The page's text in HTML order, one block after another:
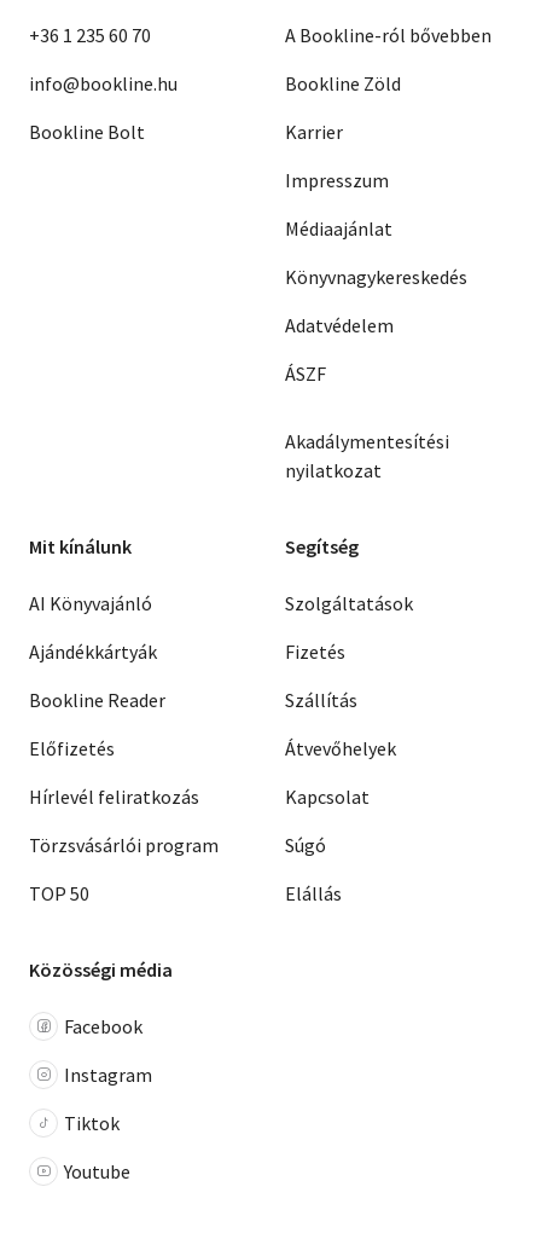
+36 1 235 60 70
info@bookline.hu
Bookline Bolt
A Bookline-ról bővebben
Bookline Zöld
Karrier
Impresszum
Médiaajánlat
Könyvnagykereskedés
Adatvédelem
ÁSZF
Akadálymentesítési
nyilatkozat
Mit kínálunk
AI Könyvajánló
Ajándékkártyák
Bookline Reader
Előfizetés
Hírlevél feliratkozás
Törzsvásárlói program
TOP 50
Segítség
Szolgáltatások
Fizetés
Szállítás
Átvevőhelyek
Kapcsolat
Súgó
Elállás
Közösségi média
Facebook
Instagram
Tiktok
Youtube